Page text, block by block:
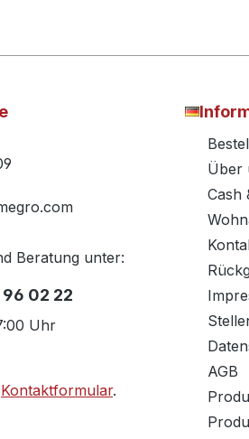
Beratung unter:
02 22
Uhr
Kontaktformular.
Über
Cash
AGB